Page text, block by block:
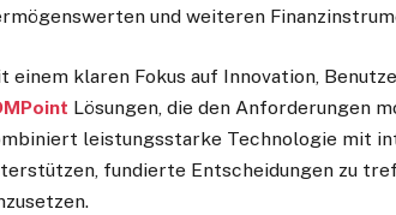
und weiteren
einem klaren Fokus auf Innovation,
Lösungen, die den Anforderungen
leistungsstarke Technologie mit
fundierte Entscheidungen zu